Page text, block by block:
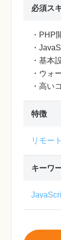
必須ス
・PHP
・
・基本
・ウォ
・高い
特徴
リモー
キーワ